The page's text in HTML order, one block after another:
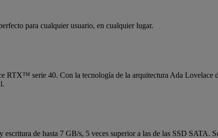
para cualquier usuario, en cualquier lugar.
RTX™ serie 40. Con la tecnología de la arquitectura Ada
de hasta 7 GB/s, 5 veces superior a las de las SSD SATA.